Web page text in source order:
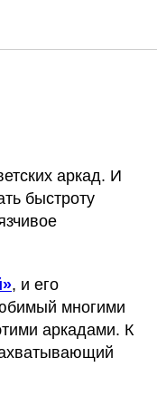
аркад. И
быстроту
, и его
многими
аркадами. К